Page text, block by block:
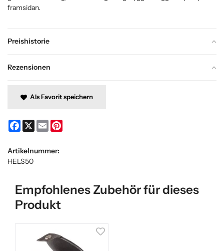
Preishistorie
Rezensionen
framsidan.
Als Favorit speichern
Facebook
X Email
Artikelnummer:
HELS50
Empfohlenes Zubehör für dieses
Produkt